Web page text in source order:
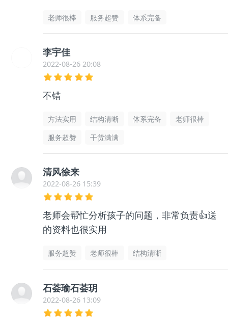
用的
老师很棒 服务超赞 体系完备
李宇佳
2022-08-26 20:08
不错
方法实用 结构清晰 体系完备
老师很棒
服务超赞
干货满满
清风徐来
2022-08-26 15:39
老师会帮忙分析孩子的问题，非常负责👍送
的资料也很实用
服务超赞 老师很棒 结构清晰
石荟瑜石荟玥
2022-08-26 13:09